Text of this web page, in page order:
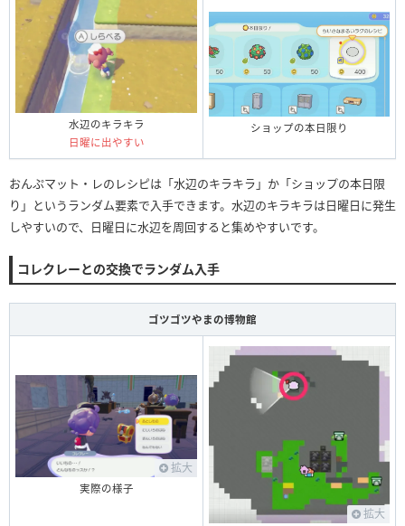
水辺のキラキラ
日曜に出やすい
ショップの本日限り
おんぷマット・レのレシピは「水辺のキラキラ」か「ショップの本日限
り」というランダム要素で入手できます。水辺のキラキラは日曜日に発生
しやすいので、日曜日に水辺を周回すると集めやすいです。
コレクレーとの交換でランダム入手
ゴツゴツやまの博物館
拡大
実際の様子
拡大